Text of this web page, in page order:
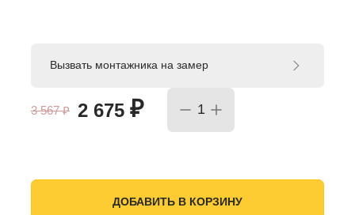
3 567₽ 2 675 ₽
Вызвать монтажника на замер